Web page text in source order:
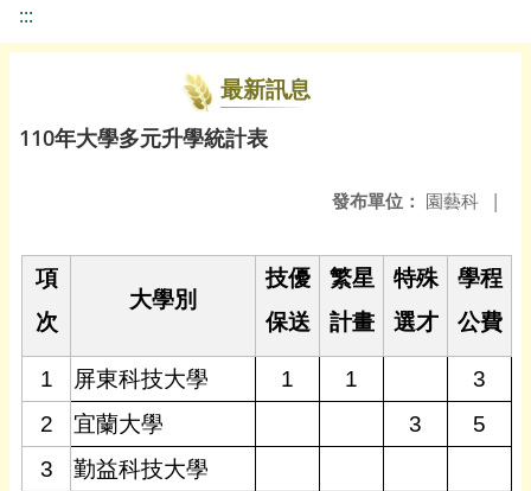
:::
最新訊息
110年大學多元升學統計表
發布單位： 園藝科 |
項
次
大學別
技優
保送
繁星
計畫
特殊
選才
學程
公費
1 屏東科技大學 1 1
3
2
宜蘭大學 3
5
3
勤益科技大學